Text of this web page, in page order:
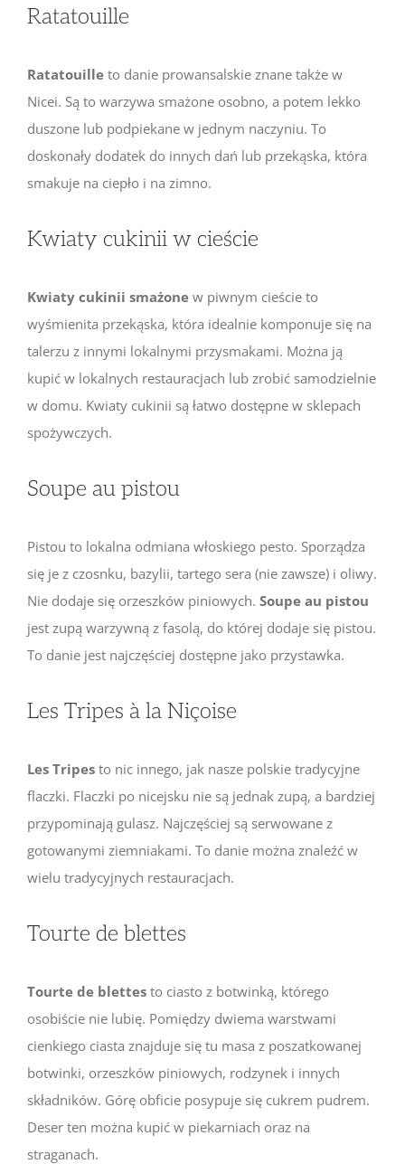
Ratatouille
Ratatouille to danie prowansalskie znane także w
Nicei. Są to warzywa smażone osobno, a potem lekko
duszone lub podpiekane w jednym naczyniu. To
doskonały dodatek do innych dań lub przekąska, która
smakuje na ciepło i na zimno.
Kwiaty cukinii w cieście
Kwiaty cukinii smażone w piwnym cieście to
wyśmienita przekąska, która idealnie komponuje się na
talerzu z innymi lokalnymi przysmakami. Można ją
kupić w lokalnych restauracjach lub zrobić samodzielnie
w domu. Kwiaty cukinii są łatwo dostępne w sklepach
spożywczych.
Soupe au pistou
Pistou to lokalna odmiana włoskiego pesto. Sporządza
się je z czosnku, bazylii, tartego sera (nie zawsze) i oliwy.
Nie dodaje się orzeszków piniowych. Soupe au pistou
jest zupą warzywną z fasolą, do której dodaje się pistou.
To danie jest najczęściej dostępne jako przystawka.
Les Tripes à la Niçoise
Les Tripes to nic innego, jak nasze polskie tradycyjne
flaczki. Flaczki po nicejsku nie są jednak zupą, a bardziej
przypominają gulasz. Najczęściej są serwowane z
gotowanymi ziemniakami. To danie można znaleźć w
wielu tradycyjnych restauracjach.
Tourte de blettes
Tourte de blettes to ciasto z botwinką, którego
osobiście nie lubię. Pomiędzy dwiema warstwami
cienkiego ciasta znajduje się tu masa z poszatkowanej
botwinki, orzeszków piniowych, rodzynek i innych
składników. Górę obficie posypuje się cukrem pudrem.
Deser ten można kupić w piekarniach oraz na
straganach.